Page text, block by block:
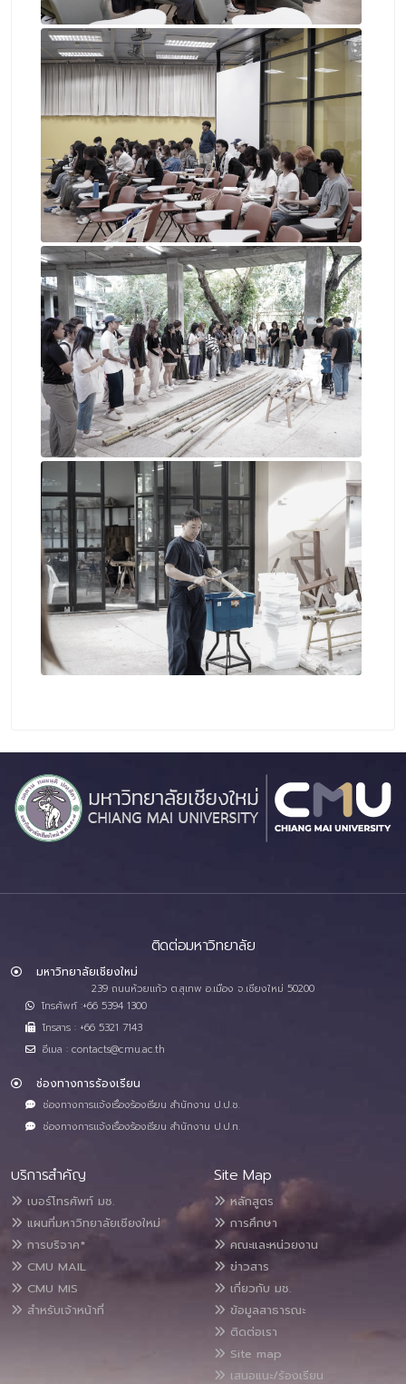
ติดต่อมหาวิทยาลัย
มหาวิทยาลัยเชียงใหม่
239 ถนนห้วยแก้ว ต.สุเทพ อ.เมือง จ.เชียงใหม่ 50200
โทรศัพท์ :+66 5394 1300
โทรสาร : +66 5321 7143
อีเมล : contacts@cmu.ac.th
ช่องทางการร้องเรียน
ช่องทางการแจ้งเรื่องร้องเรียน สำนักงาน ป.ป.ช.
ช่องทางการแจ้งเรื่องร้องเรียน สำนักงาน ป.ป.ท.
บริการสำคัญ
เบอร์โทรศัพท์ มช.
แผนที่มหาวิทยาลัยเชียงใหม่
การบริจาค*
CMU MAIL
CMU MIS
สำหรับเจ้าหน้าที่
Site Map
หลักสูตร
การศึกษา
คณะและหน่วยงาน
ข่าวสาร
เกี่ยวกับ มช.
ข้อมูลสาธารณะ
ติดต่อเรา
Site map
เสนอแนะ/ร้องเรียน